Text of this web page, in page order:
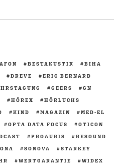
BESTAKUSTIK
BIHA
DREVE
ERIC BERNARD
GEERS
GN
HÖREX
HÖRLUCHS
KIND MAGAZIN
MED-EL
OPTA DATA FOCUS
OTICON
PROAURIS
RESOUND
SONOVA
STARKEY
WERTGARANTIE
WIDEX